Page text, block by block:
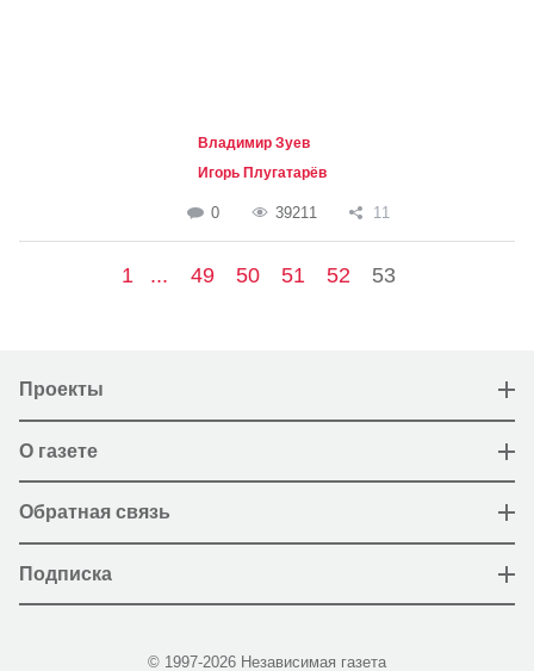
Владимир Зуев
Игорь Плугатарёв
0 39211 11
1 ... 49 50 51 52 53
Проекты
О газете
Обратная связь
Подписка
© 1997-2026 Независимая газета